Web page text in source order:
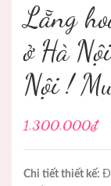
Lẵng
ở Hà
Nội !
1.300.000₫
Chi tiết thiết kế: